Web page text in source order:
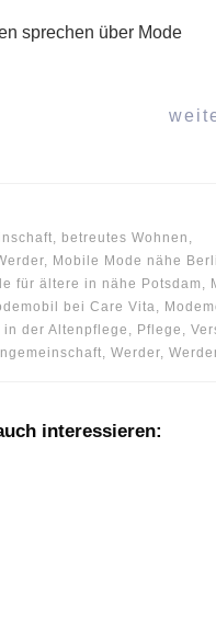
betreutes Wohnen,
Mobile Mode nähe
für ältere in nähe Potsdam,
bei Care Vita,
der Altenpflege, Pflege,
Werder,
interessieren: